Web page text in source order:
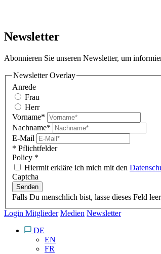
Newsletter
Abonnieren Sie unseren Newsletter, um
Newsletter Overlay
Anrede
Frau
Herr
Vorname*
Nachname*
E-Mail
* Pflichtfelder
Policy *
Hiermit erkläre ich mich mit den
Captcha
Senden
Falls Du menschlich bist, lasse dieses Feld
Login Mitglieder Medien Newsletter
DE
EN
FR